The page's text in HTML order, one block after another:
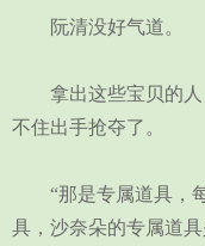
阮清没好气道。
拿出这些宝贝的人
不住出手抢夺了。
“那是专属道具，每
具，沙奈朵的专属道